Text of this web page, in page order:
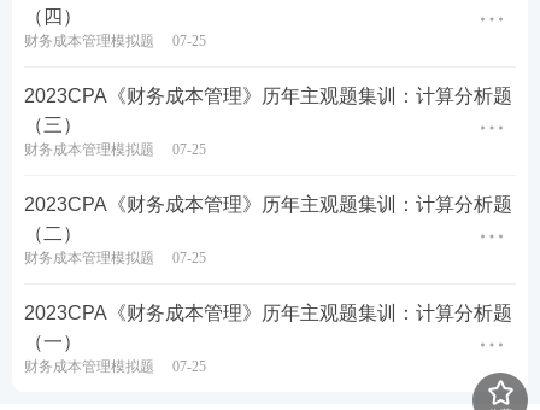
考前抢分资料合集：https://wx.233.com/course/Datu
m/Index?classid=48
注册会计师60s考点速记神器，提炼核心
，图表
结合，利用时间的紧迫和记忆特点让考生短时间内快
速记忆!再也不怕在“茫茫书海“找不到重要考点了!如
果觉得对考点掌握不充分，还可以领取PDF下载版！
（四）
财务成本管理模拟题 07-25
2023CPA《财务成本管理》历年主观题集训：计算分析题
（三）
财务成本管理模拟题 07-25
2023CPA《财务成本管理》历年主观题集训：计算分析题
（二）
财务成本管理模拟题 07-25
2023CPA《财务成本管理》历年主观题集训：计算分析题
（一）
财务成本管理模拟题 07-25